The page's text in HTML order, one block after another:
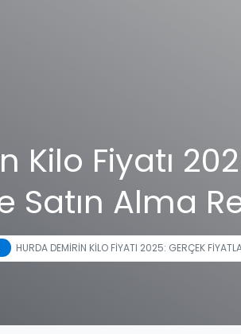
Kilo Fiyatı
Satın Alma
HURDA DEMIRIN KILO FIYATI 2025: GERÇEK